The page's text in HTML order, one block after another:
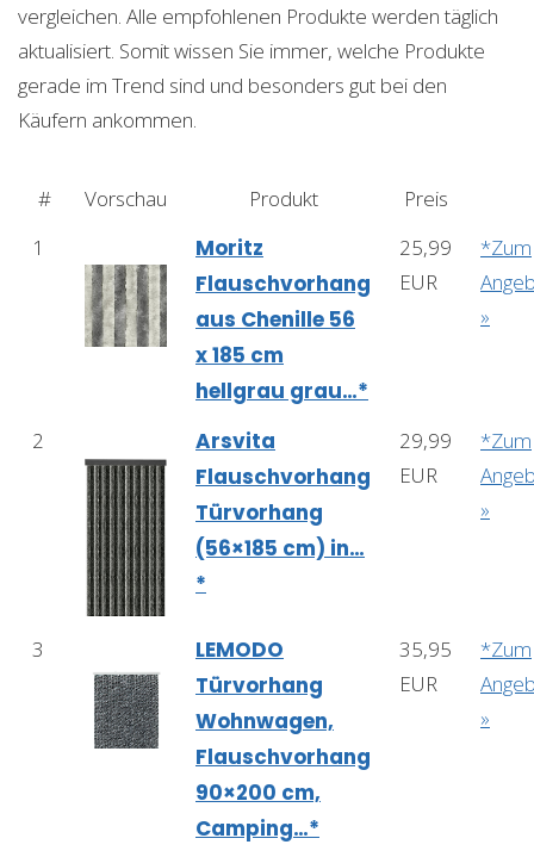
vergleichen. Alle empfohlenen Produkte werden täglich
aktualisiert. Somit wissen Sie immer, welche Produkte
gerade im Trend sind und besonders gut bei den
Käufern ankommen.
# Vorschau Produkt
Preis
1
Moritz
Flauschvorhang
aus Chenille 56
x 185 cm
hellgrau grau…*
25,99
EUR
*Zum
»
2
Arsvita
Flauschvorhang
Türvorhang
(56×185 cm) in…
*
29,99
EUR
*Zum
»
3
LEMODO
Türvorhang
Wohnwagen,
Flauschvorhang
90×200 cm,
Camping…*
35,95
EUR
*Zum
»